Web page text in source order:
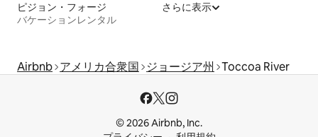
ピジョン・フォージ
バケーションレンタル
さらに表示
Airbnb アメリカ合衆国 ジョージア州 Toccoa River
© 2026 Airbnb, Inc.